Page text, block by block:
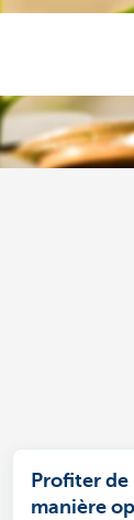
Profiter
manière